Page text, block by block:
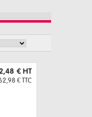
€ HT
€ TTC